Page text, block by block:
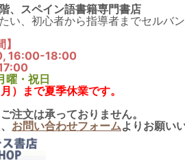
、スペイン語書籍専門書店
、初心者から指導者までセルバ
16:00-18:00
・祝日
）まで夏季休業です。
注文は承っておりません。
お問い合わせフォームよりお願い